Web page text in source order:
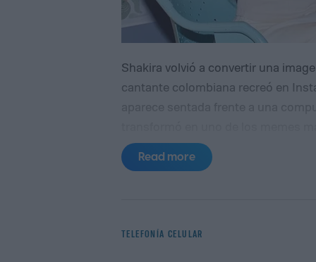
Shakira volvió a convertir una
cantante colombiana recreó en
acompañó la publicación con una
have a feeling I’ve seen this before”.
captada por el fotoperiodista
Read more
TELEFONÍA CELULAR